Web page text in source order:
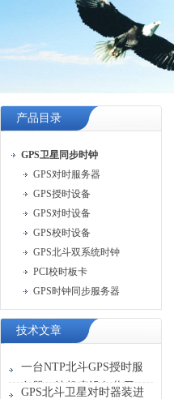
产品目录
GPS卫星同步时钟
GPS对时服务器
GPS授时设备
GPS对时设备
GPS校时设备
GPS北斗双系统时钟
PCI校时板卡
GPS时钟同步服务器
技术文章
一台NTP北斗GPS授时服
务器，让机房设备共用一
GPS北斗卫星对时器装进